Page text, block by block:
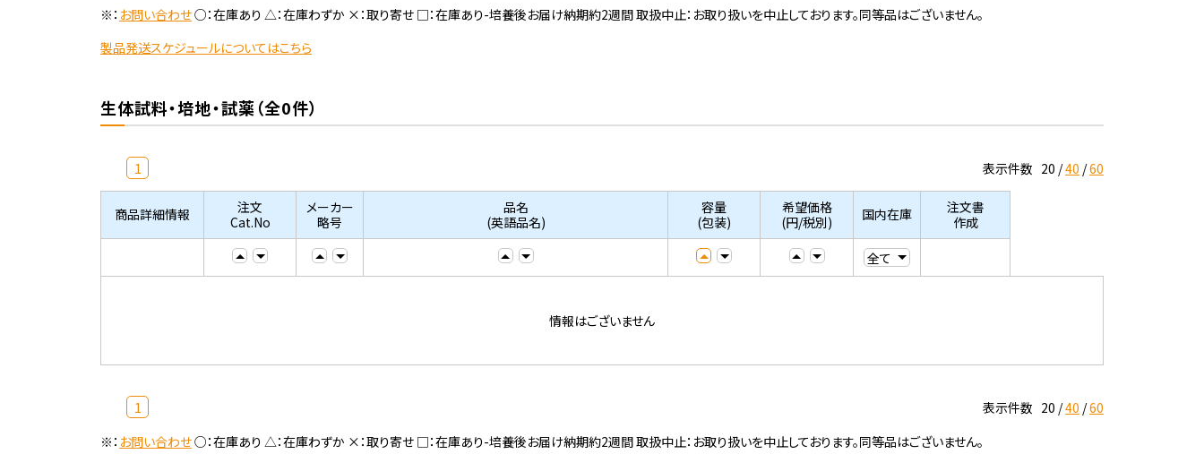
※： お問い合わせ○：在庫あり △：在庫わずか ×：取り寄せ □：在庫あり-培養後お届け納期約2週間 取扱中止：お取り扱いを中止しております。同等品はございません。
製品発送スケジュールについてはこちら
生体試料・培地・試薬（全0件）
1 表示件数 20 40 60
商品詳細情報
注文
Cat.No
メーカー
略号
品名
(英語品名)
容量
(包装)
希望価格
(円/税別)
国内在庫
注文書
作成
情報はございません
1 表示件数 20 40 60
※： お問い合わせ○：在庫あり △：在庫わずか ×：取り寄せ □：在庫あり-培養後お届け納期約2週間 取扱中止：お取り扱いを中止しております。同等品はございません。